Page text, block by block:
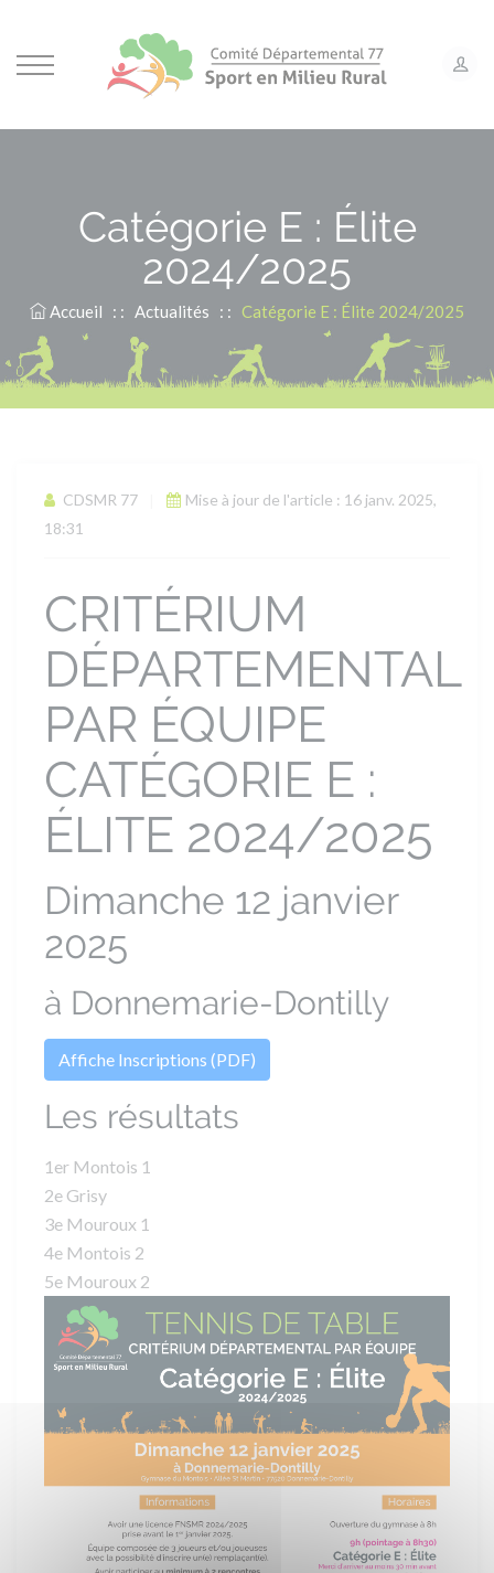
Catégorie E : Élite
2024/2025
Accueil : : Actualités : : Catégorie E : Élite 2024/2025
CDSMR 77
Mise à jour de l'article : 16 janv. 2025,
18:31
CRITÉRIUM
DÉPARTEMENTAL
PAR ÉQUIPE
CATÉGORIE E :
ÉLITE 2024/2025
Dimanche 12 janvier
2025
à Donnemarie-Dontilly
Affiche Inscriptions (PDF)
Les résultats
1er Montois 1
2e Grisy
3e Mouroux 1
4e Montois 2
5e Mouroux 2